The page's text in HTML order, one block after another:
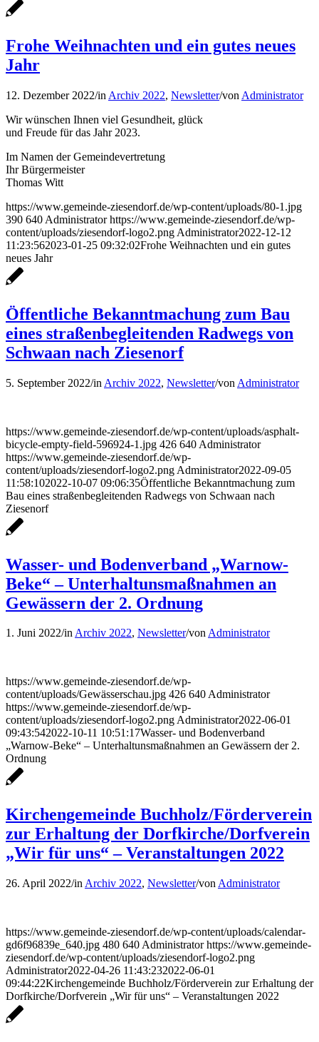
Frohe Weihnachten und ein gutes neues
Jahr
12. Dezember 2022/in Archiv 2022, Newsletter/von Administrator
Wir wünschen Ihnen viel Gesundheit, glück
und Freude für das Jahr 2023.
Im Namen der Gemeindevertretung
Ihr Bürgermeister
Thomas Witt
https://www.gemeinde-ziesendorf.de/wp-content/uploads/80-1.jpg
390 640 Administrator https://www.gemeinde-ziesendorf.de/wp-
content/uploads/ziesendorf-logo2.png Administrator2022-12-12
11:23:562023-01-25 09:32:02Frohe Weihnachten und ein gutes
neues Jahr
Öffentliche Bekanntmachung zum Bau
eines straßenbegleitenden Radwegs von
Schwaan nach Ziesenorf
5. September 2022/in Archiv 2022, Newsletter/von Administrator
https://www.gemeinde-ziesendorf.de/wp-content/uploads/asphalt-
bicycle-empty-field-596924-1.jpg 426 640 Administrator
https://www.gemeinde-ziesendorf.de/wp-
content/uploads/ziesendorf-logo2.png Administrator2022-09-05
11:58:102022-10-07 09:06:35Öffentliche Bekanntmachung zum
Bau eines straßenbegleitenden Radwegs von Schwaan nach
Ziesenorf
Wasser- und Bodenverband „Warnow-
Beke“ – Unterhaltunsmaßnahmen an
Gewässern der 2. Ordnung
1. Juni 2022/inArchiv 2022, Newsletter/vonAdministrator
https://www.gemeinde-ziesendorf.de/wp-
content/uploads/Gewässerschau.jpg 426 640Administrator
https://www.gemeinde-ziesendorf.de/wp-
content/uploads/ziesendorf-logo2.pngAdministrator2022-06-01
09:43:542022-10-11 10:51:17Wasser- und Bodenverband
„Warnow-Beke“ – Unterhaltunsmaßnahmen an Gewässern der 2.
Ordnung
Kirchengemeinde Buchholz/Förderverein
zur Erhaltung der Dorfkirche/Dorfverein
„Wir für uns“ – Veranstaltungen 2022
26. April 2022/in Archiv 2022, Newsletter/von Administrator
https://www.gemeinde-ziesendorf.de/wp-content/uploads/calendar-
gd6f96839e_640.jpg 480 640 Administrator https://www.gemeinde-
ziesendorf.de/wp-content/uploads/ziesendorf-logo2.png
Administrator2022-04-26 11:43:232022-06-01
09:44:22Kirchengemeinde Buchholz/Förderverein zur Erhaltung der
Dorfkirche/Dorfverein „Wir für uns“ – Veranstaltungen 2022